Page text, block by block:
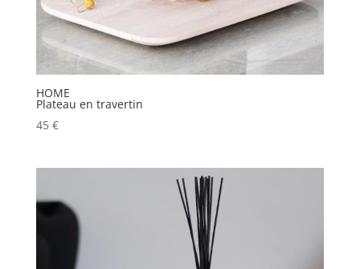
HOME
Plateau en travertin
45 €